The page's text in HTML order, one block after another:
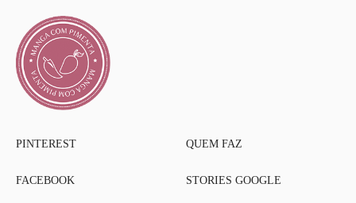
PINTEREST
FACEBOOK
QUEM FAZ
STORIES GOOGLE